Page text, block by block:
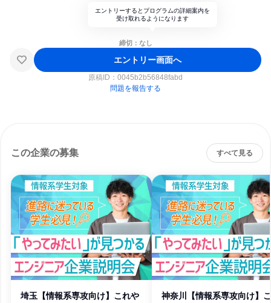
エントリーするとプログラムの詳細案内を
受け取れるようになります
締切：なし
エントリー画面へ
原稿ID： 0045b2b56848fabd
問題を報告する
この企業の募集 すべて見る
埼玉【情報系専攻向け】これや
神奈川【情報系専攻向け】